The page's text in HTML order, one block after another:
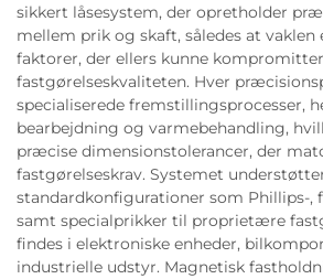
sikkert låsesystem, der opretholder
mellem prik og skaft, således at vaklen
faktorer, der ellers kunne
fastgørelseskvaliteten. Hver
specialiserede fremstillingsprocesser,
bearbejdning og varmebehandling,
præcise dimensionstolerancer, der
fastgørelseskrav. Systemet
standardkonfigurationer som Phillips-,
samt specialprikker til proprietære
findes i elektroniske enheder,
industrielle udstyr. Magnetisk